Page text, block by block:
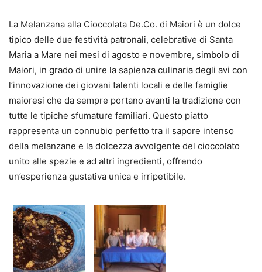
La Melanzana alla Cioccolata De.Co. di Maiori è un dolce
tipico delle due festività patronali, celebrative di Santa
Maria a Mare nei mesi di agosto e novembre, simbolo di
Maiori, in grado di unire la sapienza culinaria degli avi con
l’innovazione dei giovani talenti locali e delle famiglie
maioresi che da sempre portano avanti la tradizione con
tutte le tipiche sfumature familiari. Questo piatto
rappresenta un connubio perfetto tra il sapore intenso
della melanzane e la dolcezza avvolgente del cioccolato
unito alle spezie e ad altri ingredienti, offrendo
un’esperienza gustativa unica e irripetibile.